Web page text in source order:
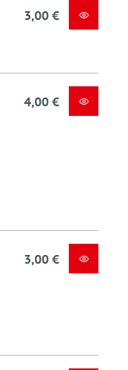
3,00 €
4,00 €
3,00 €